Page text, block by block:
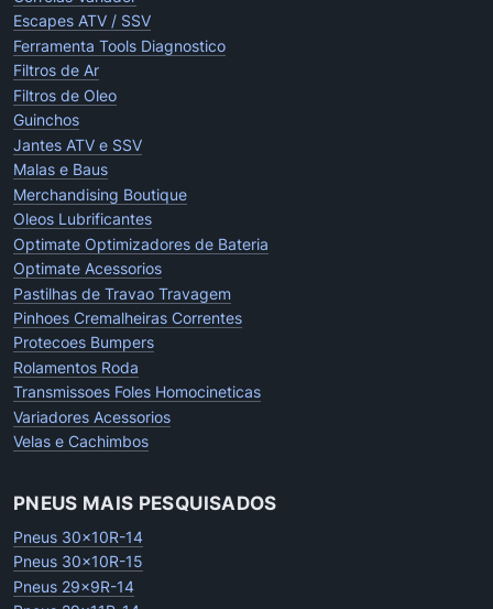
Escapes ATV / SSV
Ferramenta Tools Diagnostico
Filtros de Ar
Filtros de Oleo
Guinchos
Jantes ATV e SSV
Malas e Baus
Merchandising Boutique
Oleos Lubrificantes
Optimate Optimizadores de Bateria
Optimate Acessorios
Pastilhas de Travao Travagem
Pinhoes Cremalheiras Correntes
Protecoes Bumpers
Rolamentos Roda
Transmissoes Foles Homocineticas
Variadores Acessorios
Velas e Cachimbos
PNEUS MAIS PESQUISADOS
Pneus 30x10R-14
Pneus 30x10R-15
Pneus 29x9R-14